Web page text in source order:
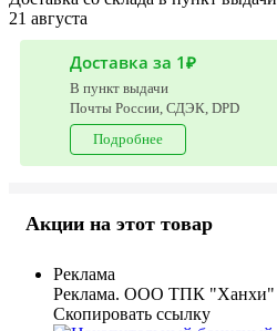
21 августа
Доставка за 1₽
В пункт выдачи
Почты России, СДЭК, DPD
Подробнее
Акции на этот товар
Реклама
Реклама. ООО ТПК "Ханхи"
Скопировать ссылку